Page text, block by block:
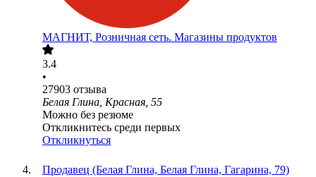
МАГНИТ, Розничная сеть. Магазины продуктов
3.4
•
27903 отзыва
Белая Глина, Красная, 55
Можно без резюме
Откликнитесь среди первых
Откликнуться
Продавец (Белая Глина, Белая Глина, Гагарина, 79)